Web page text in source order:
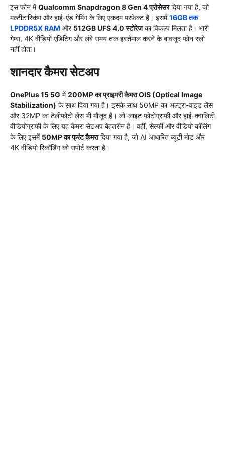
इस फोन मेंQualcomm Snapdragon 8 Gen 4 प्रोसेसरदिया गया है, जो
मल्टीटास्किंग और हाई-एंड गेमिंग के लिए एकदम परफेक्ट है। इसमें16GB तक
LPDDR5X RAM और 512GB UFS 4.0 स्टोरेजका विकल्प मिलता है। भारी
गेम्स, 4K वीडियो एडिटिंग और लंबे समय तक इस्तेमाल करने के बावजूद फोन स्लो
नहीं होता।
शानदार कैमरा सेटअप
OnePlus 15 5G में200MP का प्राइमरी कैमरा OIS (Optical Image
Stabilization) के साथ दिया गया है। इसके साथ 50MP का अल्ट्रा-वाइड लेंस
और 32MP का टेलीफोटो लेंस भी मौजूद है। लो-लाइट फोटोग्राफी और हाई-क्वालिटी
वीडियोग्राफी के लिए यह कैमरा सेटअप बेहतरीन है। वहीं, सेल्फी और वीडियो कॉलिंग
के लिए इसमें 50MP का फ्रंट कैमरादिया गया है, जो AI आधारित ब्यूटी मोड और
4K वीडियो रिकॉर्डिंग को सपोर्ट करता है।